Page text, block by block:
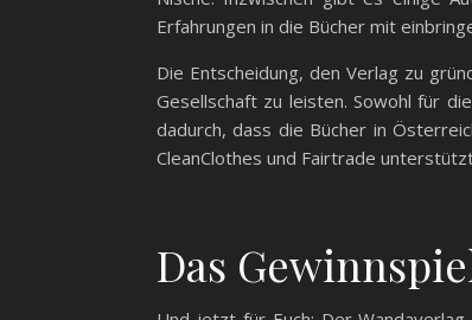
Erfahrungen in die Bücher mit
Die Entscheidung, den Verlag zu
Gesellschaft zu leisten. Sowohl für
dadurch, dass die Bücher in
CleanClothes und Fairtrade
Das